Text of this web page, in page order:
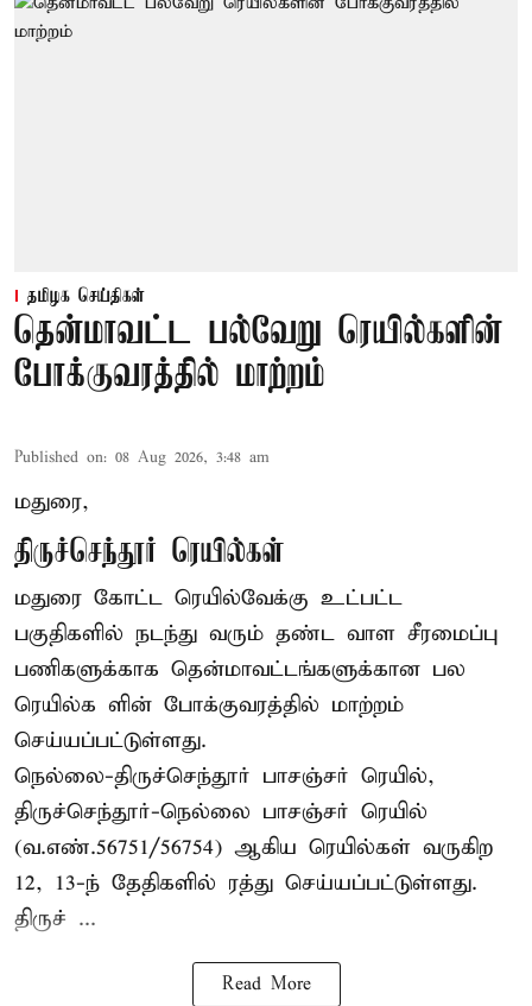
தமிழக செய்திகள்
தென்மாவட்ட பல்வேறு ரெயில்களின்
போக்குவரத்தில் மாற்றம்
Published on: 08 Aug 2026, 3:48 am
மதுரை,
திருச்செந்தூர் ரெயில்கள்
மதுரை கோட்ட ரெயில்வேக்கு உட்பட்ட
பகுதிகளில் நடந்து வரும் தண்ட வாள சீரமைப்பு
பணிகளுக்காக தென்மாவட்டங்களுக்கான பல
ரெயில்க ளின் போக்குவரத்தில் மாற்றம்
செய்யப்பட்டுள்ளது.
நெல்லை-திருச்செந்தூர் பாசஞ்சர் ரெயில்,
திருச்செந்தூர்-நெல்லை பாசஞ்சர் ரெயில்
(வ.எண்.56751/56754) ஆகிய ரெயில்கள் வருகிற
12, 13-ந் தேதிகளில் ரத்து செய்யப்பட்டுள்ளது.
திருச் ...
Read More